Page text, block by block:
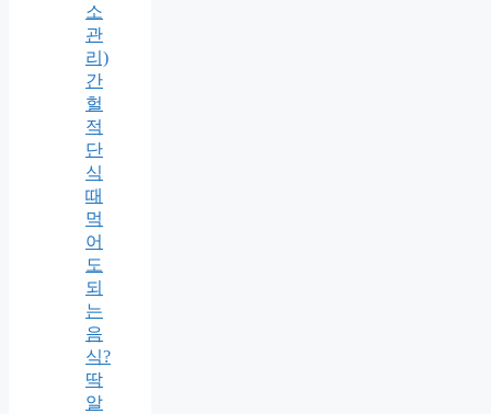
소
관
리)
간
헐
적
단
식
때
먹
어
도
되
는
음
식?
딱
알